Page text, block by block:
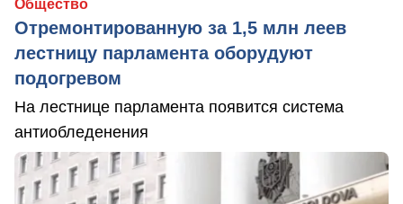
Общество
Отремонтированную за 1,5 млн леев
лестницу парламента оборудуют
подогревом
На лестнице парламента появится система
антиобледенения